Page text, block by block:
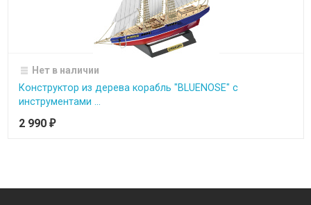
Нет в наличии
Конструктор из дерева корабль "BLUENOSE" с
инструментами ...
2 990 ₽